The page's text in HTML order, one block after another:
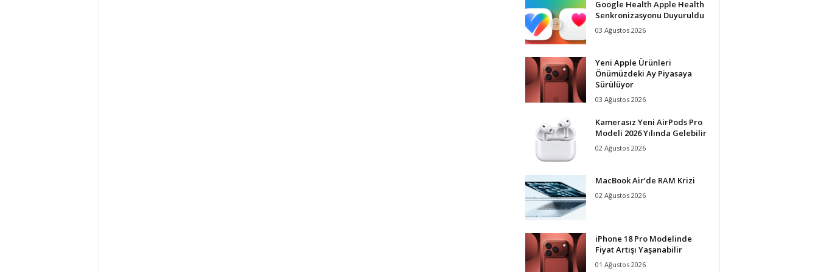
Google Health Apple Health
Senkronizasyonu Duyuruldu
03 Ağustos 2026
Yeni Apple Ürünleri
Önümüzdeki Ay Piyasaya
Sürülüyor
03 Ağustos 2026
Kamerasız Yeni AirPods Pro
Modeli 2026 Yılında Gelebilir
02 Ağustos 2026
MacBook Air’de RAM Krizi
02 Ağustos 2026
iPhone 18 Pro Modelinde
Fiyat Artışı Yaşanabilir
01 Ağustos 2026